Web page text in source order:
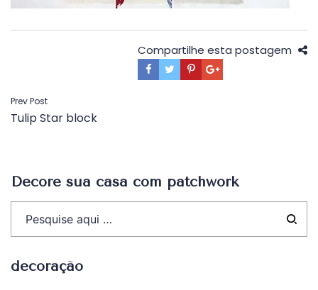
Compartilhe esta postagem
Navegação
de
Prev Post
Tulip Star block
Decore sua casa com patchwork
decoração